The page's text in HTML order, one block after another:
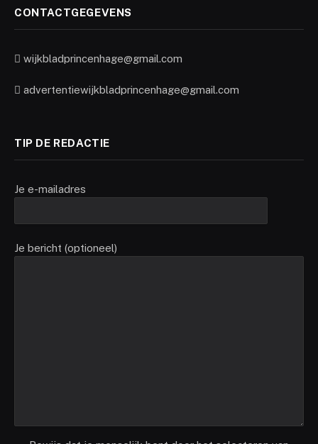
CONTACTGEGEVENS
wijkbladprincenhage@gmail.com
advertentiewijkbladprincenhage@gmail.com
TIP DE REDACTIE
Je e-mailadres
Je bericht (optioneel)